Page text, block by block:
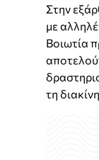
Στην
με
Βοιωτία
τη